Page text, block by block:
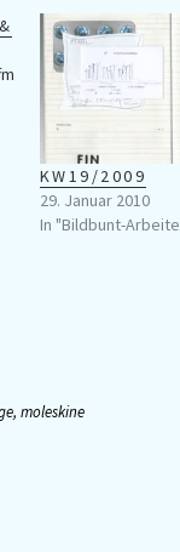
KW19/2009
29. Januar 2010
In "Bildbunt-
, moleskine